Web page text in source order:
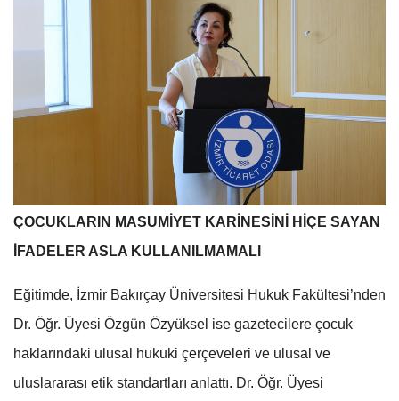
ÇOCUKLARIN MASUMİYET KARİNESİNİ HİÇE SAYAN
İFADELER ASLA KULLANILMAMALI
Eğitimde, İzmir Bakırçay Üniversitesi Hukuk Fakültesi’nden
Dr. Öğr. Üyesi Özgün Özyüksel ise gazetecilere çocuk
haklarındaki ulusal hukuki çerçeveleri ve ulusal ve
uluslararası etik standartları anlattı. Dr. Öğr. Üyesi